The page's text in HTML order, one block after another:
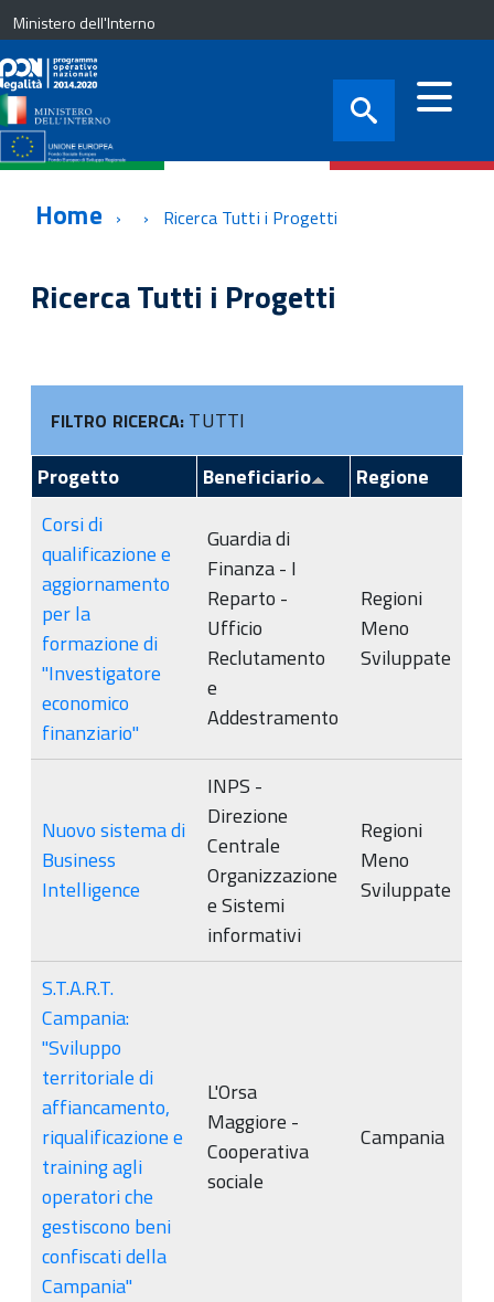
Ministero dell'Interno
Home Ricerca Tutti i Progetti
Ricerca Tutti i Progetti
FILTRO RICERCA: TUTTI
Progetto
Beneficiario
Regione
Corsi di
qualificazione e
aggiornamento
per la
formazione di
"Investigatore
economico
finanziario"
Guardia di
Finanza - I
Reparto -
Ufficio
Reclutamento
e
Addestramento
Regioni
Meno
Sviluppate
Nuovo sistema di
Business
Intelligence
INPS -
Direzione
Centrale
Organizzazione
e Sistemi
informativi
Regioni
Meno
Sviluppate
S.T.A.R.T.
Campania:
"Sviluppo
territoriale di
affiancamento,
riqualificazione e
training agli
operatori che
gestiscono beni
confiscati della
Campania"
L'Orsa
Maggiore -
Cooperativa
sociale
Campania